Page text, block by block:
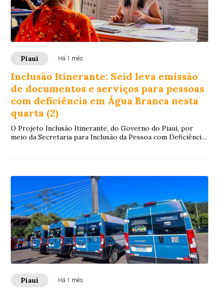
Piauí Há 1 mês
Inclusão Itinerante: Seid leva emissão
de documentos e serviços para pessoas
com deficiência em Água Branca nesta
quarta (2)
O Projeto Inclusão Itinerante, do Governo do Piauí, por
meio da Secretaria para Inclusão da Pessoa com Deficiência
Piauí Há 1 mês